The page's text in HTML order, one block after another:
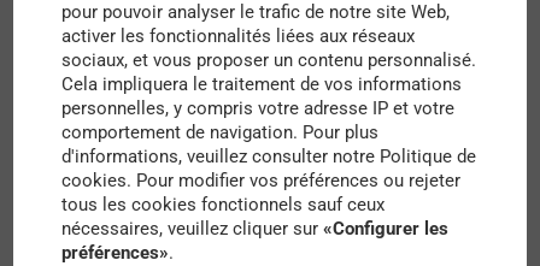
France Musique. Disponibleici.
Alors que le moral est au plus bas pour de
nombreux français depuis le début de la crise
sanitaire, France musique s’est interessé au rôle
qu’a pu avoir la musique dans la crise de la Covid
pour pouvoir analyser le trafic de notre site Web,
activer les fonctionnalités liées aux réseaux
sociaux, et vous proposer un contenu personnalisé.
Cela impliquera le traitement de vos informations
personnelles, y compris votre adresse IP et votre
comportement de navigation. Pour plus
d'informations, veuillez consulter notre Politique de
cookies. Pour modifier vos préférences ou rejeter
tous les cookies fonctionnels sauf ceux
nécessaires, veuillez cliquer sur«Configurer les
préférences».